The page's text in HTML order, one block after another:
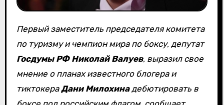
Первый заместитель председателя комитета
по туризму и чемпион мира по боксу, депутат
Госдумы РФ Николай Валуев, выразил свое
мнение о планах известного блогера и
тиктокераДани Милохинадебютировать в